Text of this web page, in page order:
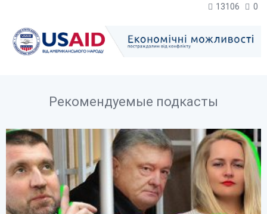
13106 0
Рекомендуемые подкасты